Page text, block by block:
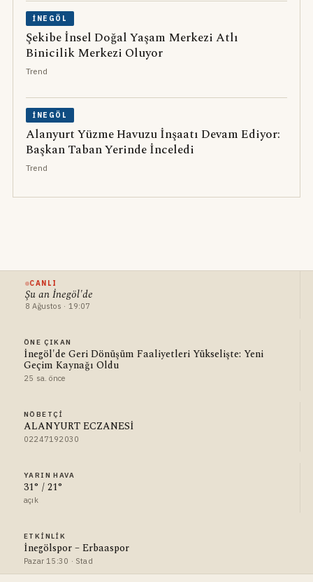
İNEGÖL
Şekibe İnsel Doğal Yaşam Merkezi Atlı
Binicilik Merkezi Oluyor
Trend
İNEGÖL
Alanyurt Yüzme Havuzu İnşaatı Devam Ediyor:
Başkan Taban Yerinde İnceledi
Trend
CANLI
Şu an İnegöl'de
8 Ağustos · 19:07
ÖNE ÇIKAN
İnegöl'de Geri Dönüşüm Faaliyetleri Yükselişte: Yeni
Geçim Kaynağı Oldu
25 sa. önce
NÖBETÇI
ALANYURT ECZANESİ
02247192030
YARIN HAVA
31° / 21°
açık
ETKINLIK
İnegölspor – Erbaaspor
Pazar 15:30 · Stad